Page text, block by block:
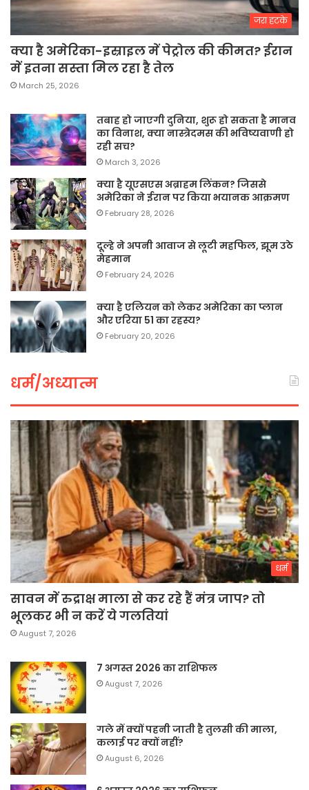
जरा हटके
क्या है अमेरिका-इस्राइल में पेट्रोल की कीमत? ईरान
में इतना सस्ता मिल रहा है तेल
March 25, 2026
तबाह हो जाएगी दुनिया, शुरू हो सकता है मानव
का विनाश, क्या नास्त्रेदमस की भविष्यवाणी हो
रही सच?
March 3, 2026
क्या है यूएसएस अब्राहम लिंकन? जिससे
अमेरिका ने ईरान पर किया भयानक आक्रमण
February 28, 2026
दूल्हे ने अपनी आवाज से लूटी महफिल, झूम उठे
मेहमान
February 24, 2026
क्या है एलियन को लेकर अमेरिका का प्लान
और एरिया 51 का रहस्य?
February 20, 2026
धर्म/अध्यात्म
धर्म
सावन में रुद्राक्ष माला से कर रहे हैं मंत्र जाप? तो
भूलकर भी न करें ये गलतियां
August 7, 2026
7 अगस्त 2026 का राशिफल
August 7, 2026
गले में क्यों पहनी जाती है तुलसी की माला,
कलाई पर क्यों नहीं?
August 6, 2026